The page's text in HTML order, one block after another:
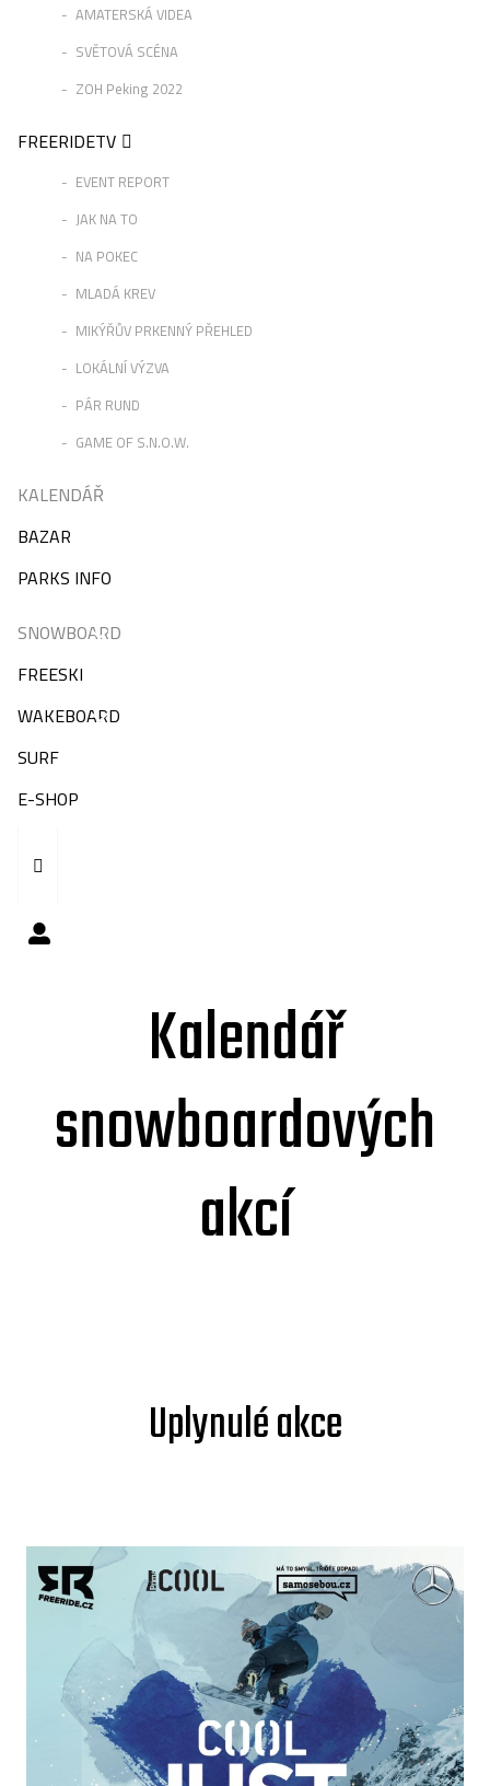
AMATERSKÁ VIDEA
SVĚTOVÁ SCÉNA
ZOH Peking 2022
FREERIDETV
EVENT REPORT
JAK NA TO
NA POKEC
MLADÁ KREV
MIKÝŘŮV PRKENNÝ PŘEHLED
LOKÁLNÍ VÝZVA
PÁR RUND
GAME OF S.N.O.W.
KALENDÁŘ
BAZAR
PARKS INFO
SNOWBOARD
FREESKI
WAKEBOARD
SURF
E-SHOP
Kalendář
snowboardových
akcí
Uplynulé akce